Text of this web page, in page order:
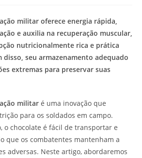
militar oferece energia rápida,
e auxilia na recuperação muscular,
nutricionalmente rica e prática
disso, seu armazenamento adequado
extremas para preservar suas
militar é uma inovação que
para os soldados em campo.
o chocolate é fácil de transportar e
que os combatentes mantenham a
adversas. Neste artigo, abordaremos